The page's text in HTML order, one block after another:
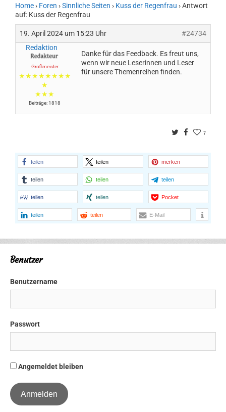
Home› Foren ›Sinnliche Seiten › Kuss der Regenfrau ›Antwort
auf: Kuss der Regenfrau
19. April 2024 um 15:23 Uhr
#24734
Redaktion
Großmeister
★★★★★★★★
★
★★★
Beiträge: 1818
Danke für das Feedback. Es freut uns,
wenn wir neue Leserinnen und Leser
für unsere Themenreihen finden.
TwitterFacebook
7
teilen teilen merken
teilen teilen teilen
teilen teilen Pocket
teilen teilen E-Mail
Benutzer
Benutzername
Passwort
Angemeldet bleiben